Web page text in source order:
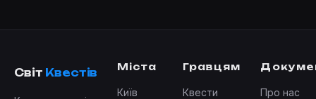
Світ Квестів Міста
Київ
Гравцям
Квести
Про нас